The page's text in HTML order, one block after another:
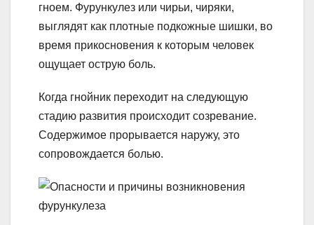
гноем. Фурункулез или чирьи, чиряки,
выглядят как плотные подкожные шишки, во
время прикосновения к которым человек
ощущает острую боль.
Когда гнойник переходит на следующую
стадию развития происходит созревание.
Содержимое прорывается наружу, это
сопровождается болью.